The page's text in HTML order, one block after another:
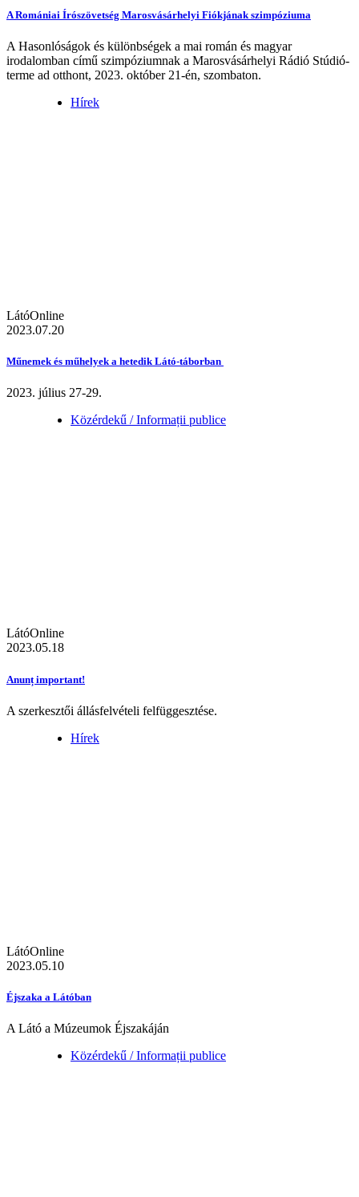
A Romániai Írószövetség Marosvásárhelyi Fiókjának szimpóziuma
A Hasonlóságok és különbségek a mai román és magyar
irodalomban című szimpóziumnak a Marosvásárhelyi Rádió Stúdió-
terme ad otthont, 2023. október 21-én, szombaton.
Hírek
LátóOnline
2023.07.20
Műnemek és műhelyek a hetedik Látó-táborban
2023. július 27-29.
Közérdekű / Informații publice
LátóOnline
2023.05.18
Anunț important!
A szerkesztői állásfelvételi felfüggesztése.
Hírek
LátóOnline
2023.05.10
Éjszaka a Látóban
A Látó a Múzeumok Éjszakáján
Közérdekű / Informații publice